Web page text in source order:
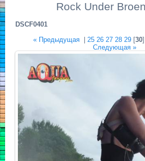
Rock Under
DSCF0401
« Предыдущая| 25 26 27 28 29[30]
Следующая »